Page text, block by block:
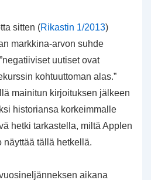
sitten (Rikastin 1/2013)
markkina-arvon suhde
uutiset ovat
kohtuuttoman alas.”
mainitun kirjoituksen jälkeen
historiansa korkeimmalle
hetki tarkastella, miltä Applen
näyttää tällä hetkellä.
aikana